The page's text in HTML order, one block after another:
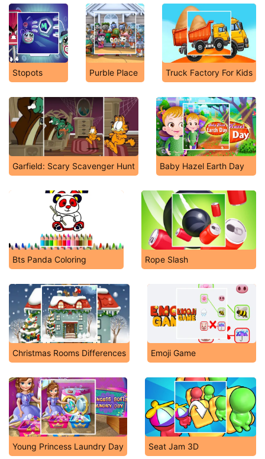
Stopots Purble Place Truck Factory For Kids
Garfield: Scary Scavenger Hunt Baby Hazel Earth Day
Bts Panda Coloring Rope Slash
Christmas Rooms Differences Emoji Game
Young Princess Laundry Day Seat Jam 3D